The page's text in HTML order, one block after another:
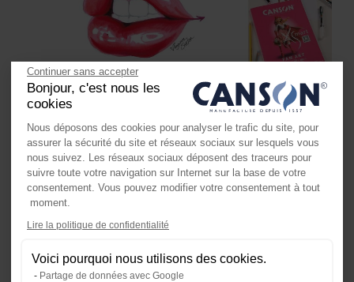
04 AVRIL 2024
Dessiner la bouche de Madonna au
feutre
Rendez-vous jeudi 18 Avril à 17h sur Facebook.
Continuer sans accepter
Bonjour, c'est nous les
cookies
Nous déposons des cookies pour analyser le trafic du site, pour
assurer la sécurité du site et réseaux sociaux sur lesquels vous
nous suivez. Les réseaux sociaux déposent des traceurs pour
suivre toute votre navigation sur Internet sur la base de votre
consentement. Vous pouvez modifier votre consentement à tout
moment.
Lire la politique de confidentialité
Voici pourquoi nous utilisons des cookies.
Partage de données avec Google
Axeptio consent
Notre plateforme vous permet